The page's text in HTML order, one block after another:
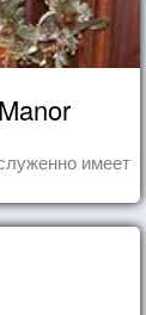
имеет